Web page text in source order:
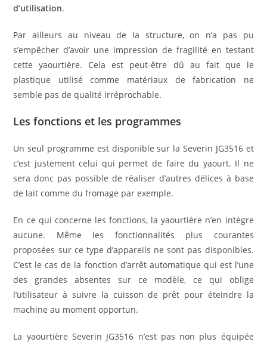
d’utilisation.
Par ailleurs au niveau de la structure, on n’a pas pu
s’empêcher d’avoir une impression de fragilité en testant
cette yaourtière. Cela est peut-être dû au fait que le
plastique utilisé comme matériaux de fabrication ne
semble pas de qualité irréprochable.
Les fonctions et les programmes
Un seul programme est disponible sur la Severin JG3516 et
c’est justement celui qui permet de faire du yaourt. Il ne
sera donc pas possible de réaliser d’autres délices à base
de lait comme du fromage par exemple.
En ce qui concerne les fonctions, la yaourtière n’en intègre
aucune. Même les fonctionnalités plus courantes
proposées sur ce type d’appareils ne sont pas disponibles.
C’est le cas de la fonction d’arrêt automatique qui est l’une
des grandes absentes sur ce modèle, ce qui oblige
l’utilisateur à suivre la cuisson de prêt pour éteindre la
machine au moment opportun.
La yaourtière Severin JG3516 n’est pas non plus équipée